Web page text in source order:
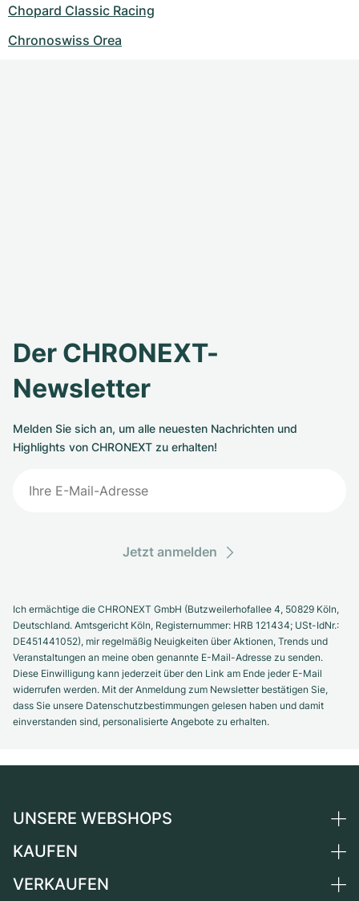
Chopard Classic Racing
Chronoswiss Orea
Der CHRONEXT-
Newsletter
Melden Sie sich an, um alle neuesten Nachrichten und
Highlights von CHRONEXT zu erhalten!
Jetzt anmelden
Ich ermächtige die CHRONEXT GmbH (Butzweilerhofallee 4, 50829 Köln,
Deutschland. Amtsgericht Köln, Registernummer: HRB 121434; USt-IdNr.:
DE451441052), mir regelmäßig Neuigkeiten über Aktionen, Trends und
Veranstaltungen an meine oben genannte E-Mail-Adresse zu senden.
Diese Einwilligung kann jederzeit über den Link am Ende jeder E-Mail
widerrufen werden. Mit der Anmeldung zum Newsletter bestätigen Sie,
dass Sie unsere Datenschutzbestimmungen gelesen haben und damit
einverstanden sind, personalisierte Angebote zu erhalten.
UNSERE WEBSHOPS
Deutschland
KAUFEN
Alle Luxusuhren
VERKAUFEN